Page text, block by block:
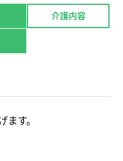
介護内容
す。